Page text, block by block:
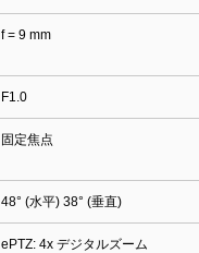
f = 9 mm
F1.0
固定焦点
48° (水平) 38° (垂直)
ePTZ: 4x デジタルズーム